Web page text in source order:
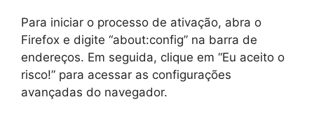
Para iniciar o processo de ativação, abra o
Firefox e digite “about:config” na barra de
endereços. Em seguida, clique em “Eu aceito o
risco!” para acessar as configurações
avançadas do navegador.